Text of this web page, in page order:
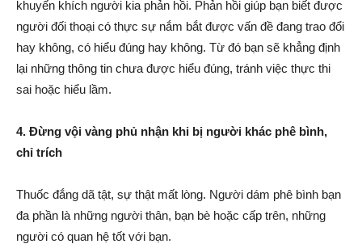
khuyến khích người kia phản hồi. Phản hồi giúp bạn biết được
người đối thoại có thực sự nắm bắt được vấn đề đang trao đổi
hay không, có hiểu đúng hay không. Từ đó bạn sẽ khẳng định
lại những thông tin chưa được hiểu đúng, tránh việc thực thi
sai hoặc hiểu lầm.
4. Đừng vội vàng phủ nhận khi bị người khác phê bình,
chỉ trích
Thuốc đắng dã tật, sự thật mất lòng. Người dám phê bình bạn
đa phần là những người thân, bạn bè hoặc cấp trên, những
người có quan hệ tốt với bạn.